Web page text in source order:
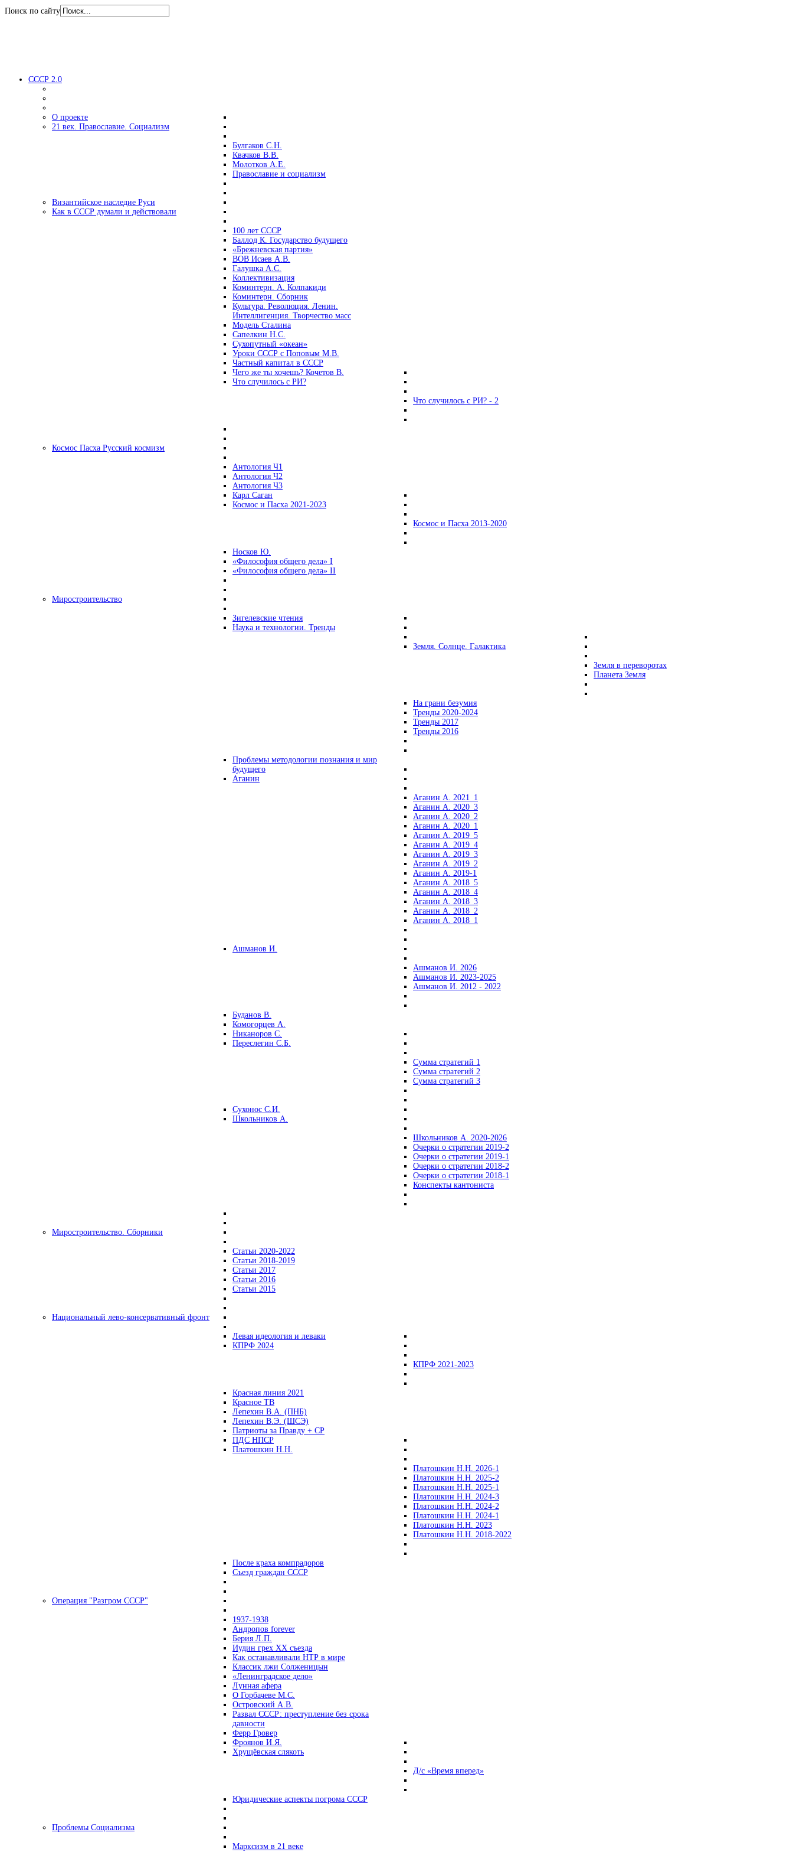
Поиск по сайту
СССР 2.0
О проекте
21 век. Православие. Социализм
Булгаков С.Н.
Квачков В.В.
Молотков А.Е.
Православие и социализм
Византийское наследие Руси
Как в СССР думали и действовали
100 лет СССР
Баллод К. Государство будущего
«Брежневская партия»
ВОВ Исаев А.В.
Галушка А.С.
Коллективизация
Коминтерн. А. Колпакиди
Коминтерн. Сборник
Культура. Революция. Ленин.
Интеллигенция. Творчество масс
Модель Сталина
Сапелкин Н.С.
Сухопутный «океан»
Уроки СССР с Поповым М.В.
Частный капитал в СССР
Чего же ты хочешь? Кочетов В.
Что случилось с РИ?
Что случилось с РИ? - 2
Космос Пасха Русский космизм
Антология Ч1
Антология Ч2
Антология Ч3
Карл Саган
Космос и Пасха 2021-2023
Космос и Пасха 2013-2020
Носков Ю.
«Философия общего дела» I
«Философия общего дела» II
Миростроительство
Зигелевские чтения
Наука и технологии. Тренды
Земля. Солнце. Галактика
Земля в переворотах
Планета Земля
На грани безумия
Тренды 2020-2024
Тренды 2017
Тренды 2016
Проблемы методологии познания и мир
будущего
Аганин
Аганин А. 2021_1
Аганин А. 2020_3
Аганин А. 2020_2
Аганин А. 2020_1
Аганин А. 2019_5
Аганин А. 2019_4
Аганин А. 2019_3
Аганин А. 2019_2
Аганин А. 2019-1
Аганин А. 2018_5
Аганин А. 2018_4
Аганин А. 2018_3
Аганин А. 2018_2
Аганин А. 2018_1
Ашманов И.
Ашманов И. 2026
Ашманов И. 2023-2025
Ашманов И. 2012 - 2022
Буданов В.
Комогорцев А.
Никаноров С.
Переслегин С.Б.
Сумма стратегий 1
Сумма стратегий 2
Сумма стратегий 3
Сухонос С.И.
Школьников А.
Школьников А. 2020-2026
Очерки о стратегии 2019-2
Очерки о стратегии 2019-1
Очерки о стратегии 2018-2
Очерки о стратегии 2018-1
Конспекты кантониста
Миростроительство. Сборники
Статьи 2020-2022
Статьи 2018-2019
Статьи 2017
Статьи 2016
Статьи 2015
Национальный лево-консервативный фронт
Левая идеология и леваки
КПРФ 2024
КПРФ 2021-2023
Красная линия 2021
Красное ТВ
Лепехин В.А. (ПНБ)
Лепехин В.Э. (ШСЭ)
Патриоты за Правду + СР
ПДС НПСР
Платошкин Н.Н.
Платошкин Н.Н. 2026-1
Платошкин Н.Н. 2025-2
Платошкин Н.Н. 2025-1
Платошкин Н.Н. 2024-3
Платошкин Н.Н. 2024-2
Платошкин Н.Н. 2024-1
Платошкин Н.Н. 2023
Платошкин Н.Н. 2018-2022
После краха компрадоров
Съезд граждан СССР
Операция "Разгром СССР"
1937-1938
Андропов forever
Берия Л.П.
Иудин грех ХХ съезда
Как останавливали НТР в мире
Классик лжи Солженицын
«Ленинградское дело»
Лунная афера
О Горбачеве М.С.
Островский А.В.
Развал СССР: преступление без срока
давности
Ферр Гровер
Фроянов И.Я.
Хрущёвская слякоть
Д/с «Время вперед»
Юридические аспекты погрома СССР
Проблемы Социализма
Марксизм в 21 веке